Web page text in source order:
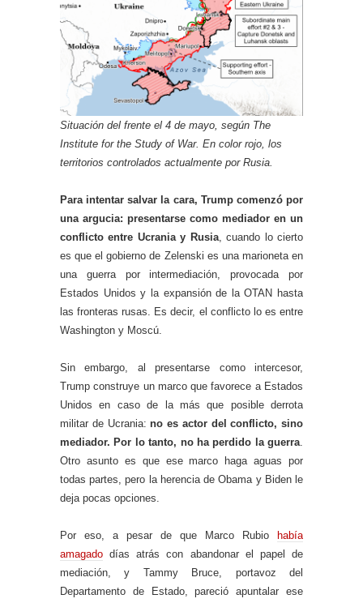
Situación del frente el 4 de mayo, según The
Institute for the Study of War. En color rojo, los
territorios controlados actualmente por Rusia.
Para intentar salvar la cara, Trump comenzó por
una argucia: presentarse como mediador en un
conflicto entre Ucrania y Rusia, cuando lo cierto
es que el gobierno de Zelenski es una marioneta en
una guerra por intermediación, provocada por
Estados Unidos y la expansión de la OTAN hasta
las fronteras rusas. Es decir, el conflicto lo es entre
Washington y Moscú.
Sin embargo, al presentarse como intercesor,
Trump construye un marco que favorece a Estados
Unidos en caso de la más que posible derrota
militar de Ucrania:no es actor del conflicto, sino
mediador. Por lo tanto, no ha perdido la guerra.
Otro asunto es que ese marco haga aguas por
todas partes, pero la herencia de Obama y Biden le
deja pocas opciones.
Por eso, a pesar de que Marco Rubio
había
amagado días atrás con abandonar el papel de
mediación, y Tammy Bruce, portavoz del
Departamento de Estado, pareció apuntalar ese